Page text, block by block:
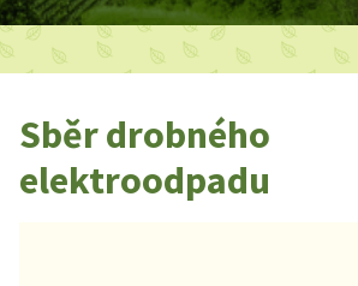
Sběr drobného
elektroodpadu